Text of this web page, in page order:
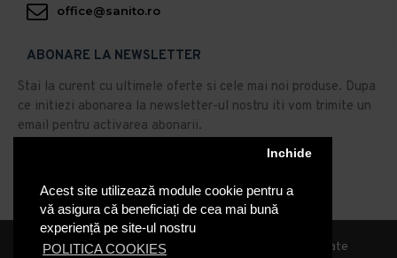
Acest site utilizează module cookie pentru a
vă asigura că beneficiați de cea mai bună
experiență pe site-ul nostru
POLITICA COOKIES
Inchide
office@sanito.ro
ABONARE LA NEWSLETTER
Stai la curent cu ultimele oferte si cele mai noi produse. Dupa
ce initiezi abonarea la newsletter-ul nostru iti vom trimite un
email pentru activarea abonarii.
Abonare
Am citit şi sunt de acord cu Politica de Confidentialitate
© 2019, Sanito Distribution, Toate drepturile rezervate